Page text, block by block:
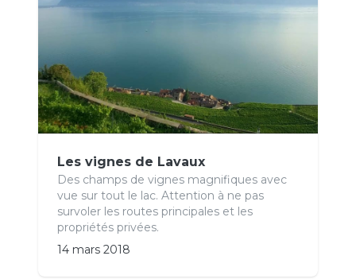
Les vignes de Lavaux
Des champs de vignes magnifiques avec
vue sur tout le lac. Attention à ne pas
survoler les routes principales et les
propriétés privées.
14 mars 2018